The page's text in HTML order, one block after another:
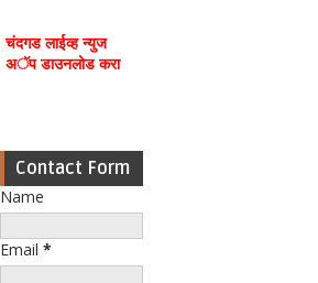
चंदगड लाईव्ह न्युज
अॅप डाउनलोड करा
Contact Form
Name
Email *